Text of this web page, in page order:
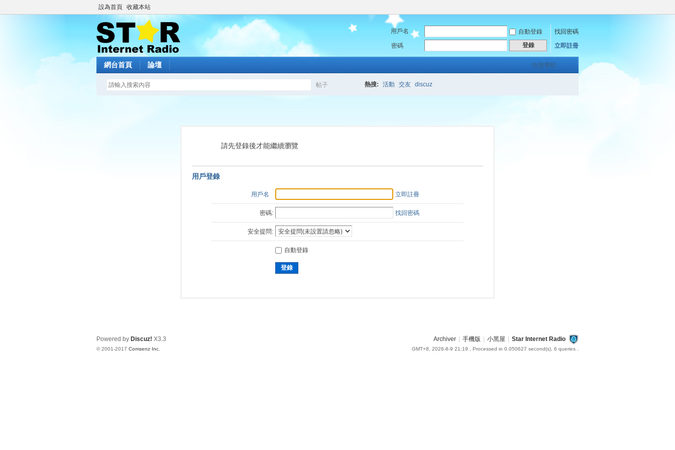
設為首頁 收藏本站
用戶名 自動登錄
找回密碼
密碼
登錄 立即註冊
快捷導航
網台首頁 論壇
帖子 熱搜: 活動 交友 discuz
請先登錄後才能繼續瀏覽
用戶登錄
用戶名 立即註冊
密碼: 找回密碼
安全提問:
自動登錄
登錄
Archiver 手機版 小黑屋 Star Internet Radio
GMT+8, 2026-8-9 21:19 , Processed in 0.050627 second(s), 6 queries .
Powered by Discuz! X3.3
© 2001-2017 Comsenz Inc.